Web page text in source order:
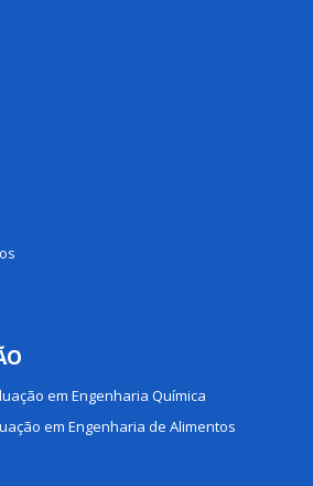
em Engenharia Química
em Engenharia de Alimentos